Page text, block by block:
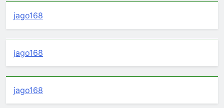
jago168
jago168
jago168